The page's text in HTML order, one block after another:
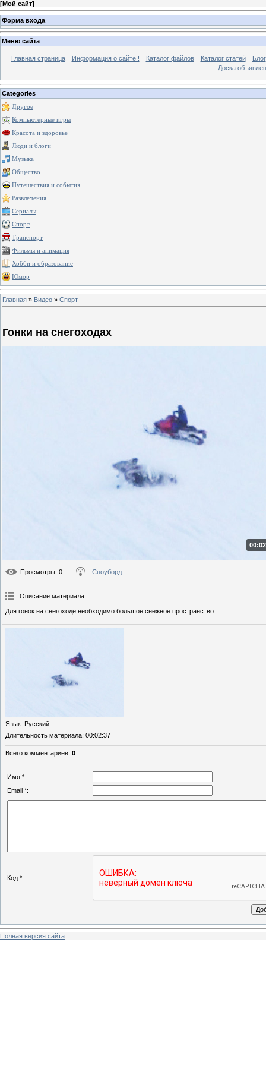
[Мой сайт]
Форма входа
Меню сайта
Главная страница Информация о сайте ! Каталог файлов Каталог статей
Блог
Доска
Categories
Другое
Компьютерные игры
Красота и здоровье
Люди и блоги
Музыка
Общество
Путешествия и события
Развлечения
Сериалы
Спорт
Транспорт
Фильмы и анимация
Хобби и образование
Юмор
Главная » Видео » Спорт
Гонки на снегоходах
Просмотры: 0 Сноуборд
Описание материала:
Для гонок на снегоходе необходимо большое снежное пространство.
Язык: Русский
Длительность материала: 00:02:37
Всего комментариев: 0
Имя *:
Email *:
Код *:
Полная версия сайта